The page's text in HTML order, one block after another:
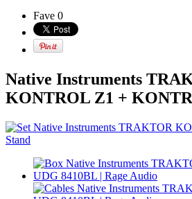
Fave 0
Native Instruments
KONTROL Z1 +